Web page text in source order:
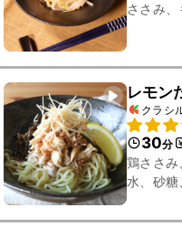
ささみ
レモン
クラシ
30分
鶏ささみ
水、砂